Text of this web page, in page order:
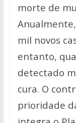
morte de
mil novos
entanto,
detectado
cura. O
prioridade